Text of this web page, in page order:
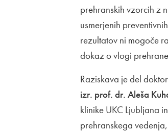
prehranskih vzorcih z
usmerjenih
rezultatov ni mogoče
dokaz o vlogi
Raziskava je del
izr. prof. dr. Aleša
klinike UKC Ljubljana
prehranskega